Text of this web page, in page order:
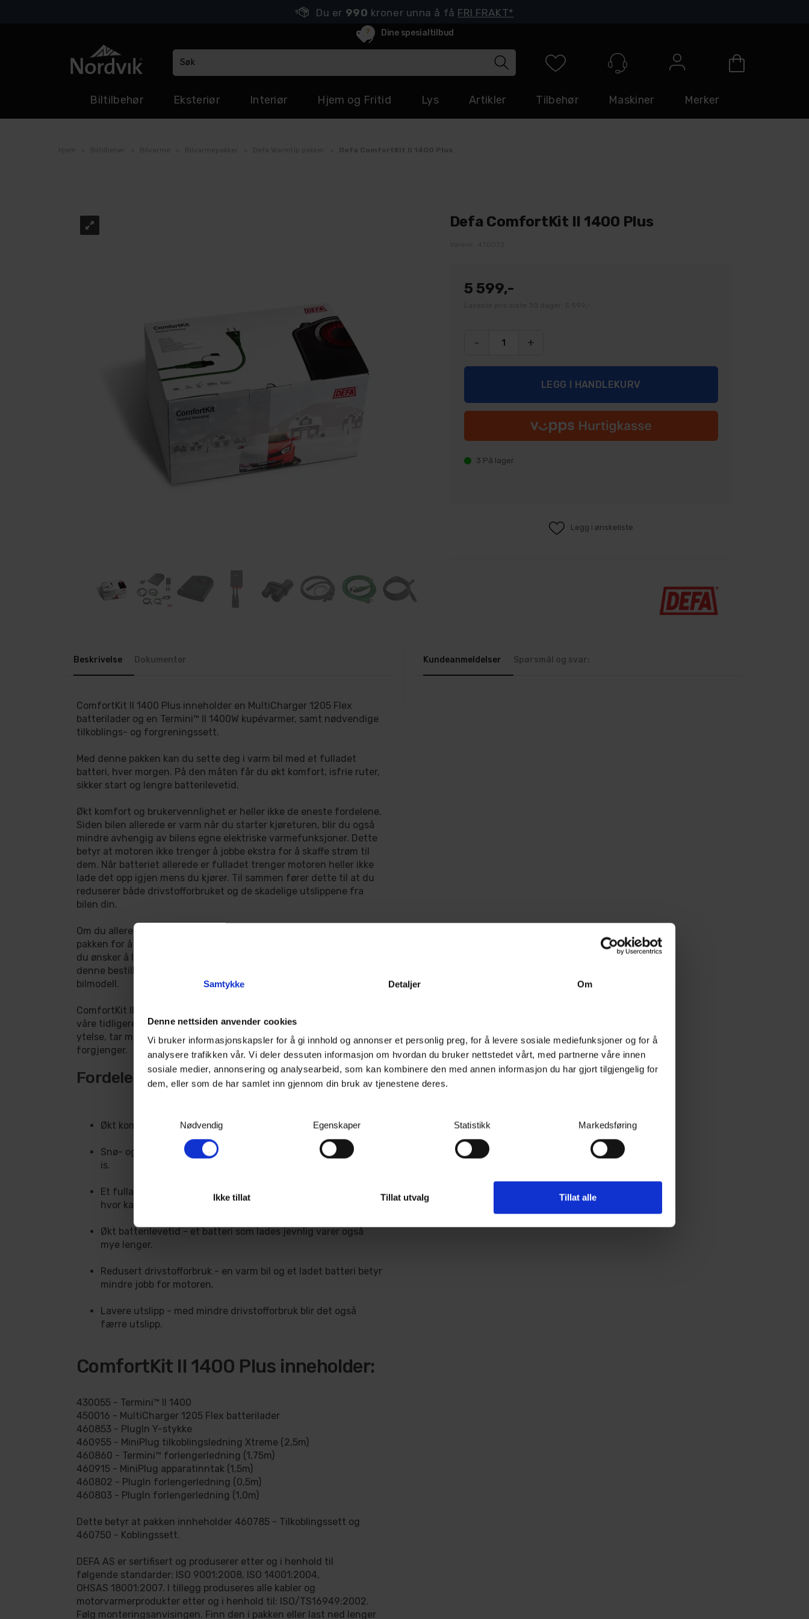
Samtykke Detaljer Om
Denne nettsiden anvender cookies
Vi bruker informasjonskapsler for å gi innhold og annonser et personlig preg, for å levere sosiale mediefunksjoner og for å
analysere trafikken vår. Vi deler dessuten informasjon om hvordan du bruker nettstedet vårt, med partnerne våre innen
sosiale medier, annonsering og analysearbeid, som kan kombinere den med annen informasjon du har gjort tilgjengelig for
dem, eller som de har samlet inn gjennom din bruk av tjenestene deres.
Nødvendig
Egenskaper Statistikk Markedsføring
Ikke tillat Tillat utvalg Tillat alle
7 Dine spesialtilbud
Biltilbehør Eksteriør Interiør Hjem og Fritid Lys Artikler Tilbehør Maskiner Merker
Du er 990 kroner unna å få FRI FRAKT*
Defa ComfortKit II 1400 Plus
5 599,-
- +
3 På lager
Legg i ønskeliste
Beskrivelse Dokumenter
ComfortKit II 1400 Plus inneholder en MultiCharger 1205 Flex
batterilader og en Termini™ II 1400W kupévarmer, samt nødvendige
tilkoblings- og forgreningssett.
Med denne pakken kan du sette deg i varm bil med et fulladet
batteri, hver morgen. På den måten får du økt komfort, isfrie ruter,
sikker start og lengre batterilevetid.
Økt komfort og brukervennlighet er heller ikke de eneste fordelene.
Siden bilen allerede er varm når du starter kjøreturen, blir du også
mindre avhengig av bilens egne elektriske varmefunksjoner. Dette
betyr at motoren ikke trenger å jobbe ekstra for å skaffe strøm til
dem. Når batteriet allerede er fulladet trenger motoren heller ikke
lade det opp igjen mens du kjører. Til sammen fører dette til at du
reduserer både drivstofforbruket og de skadelige utslippene fra
bilen din.
Om du allerede har installert en motorvarmer er dette den perfekte
pakken for å bygge ut ditt system med ytterligere funksjoner. Om
du ønsker å legge til motorvarmer i tillegg til denne pakken må
denne bestilles separat. Disse finnes i egne varianter for hver
bilmodell.
ComfortKit II 1400 Plus er en oppdatert og forbedret utgave av
våre tidligere ComfortKit. MultiCharger 1205 Flex er har høyere
ytelse, tar mindre plass og er enklere å installere enn sin
forgjenger.
Fordeler:
Økt komfort - kom til en ferdig oppvarmet bil, hele året.
Snø- og isfrie vinduer - ikke kast bort tid på gjenstridig snø og
is.
Et fulladet batteri - vær sikker på at bilen starter, uansett
hvor kaldt det er.
Økt batterilevetid - et batteri som lades jevnlig varer også
mye lenger.
Redusert drivstofforbruk - en varm bil og et ladet batteri betyr
mindre jobb for motoren.
Lavere utslipp - med mindre drivstofforbruk blir det også
færre utslipp.
ComfortKit II 1400 Plus inneholder:
430055 - Termini™ II 1400
450016 - MultiCharger 1205 Flex batterilader
460853 - PlugIn Y-stykke
460955 - MiniPlug tilkoblingsledning Xtreme (2,5m)
460860 - Termini™ forlengerledning (1,75m)
460915 - MiniPlug apparatinntak (1,5m)
460802 - PlugIn forlengerledning (0,5m)
460803 - PlugIn forlengerledning (1,0m)
Dette betyr at pakken innheholder 460785 - Tilkoblingssett og
460750 - Koblingssett.
DEFA AS er sertifisert og produserer etter og i henhold til
følgende standarder: ISO 9001:2008, ISO 14001:2004,
OHSAS 18001:2007. I tillegg produseres alle kabler og
motorvarmerprodukter etter og i henhold til: ISO/TS16949:2002.
Følg monteringsanvisingen. Finn den i pakken eller last ned lenger
Kundeanmeldelser Spørsmål og svar: